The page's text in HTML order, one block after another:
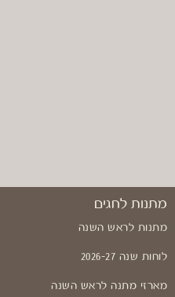
מתנות לחגים
מתנות לראש השנה
לוחות שנה 2026-27
מארזי מתנה לראש השנה